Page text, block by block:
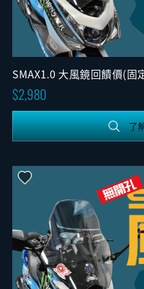
SMAX1.0 大風鏡回饋價(固
2,980
了